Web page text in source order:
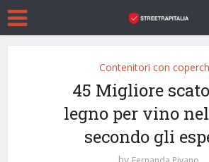
Contenitori con
45 Migliore
legno per vino
secondo gli